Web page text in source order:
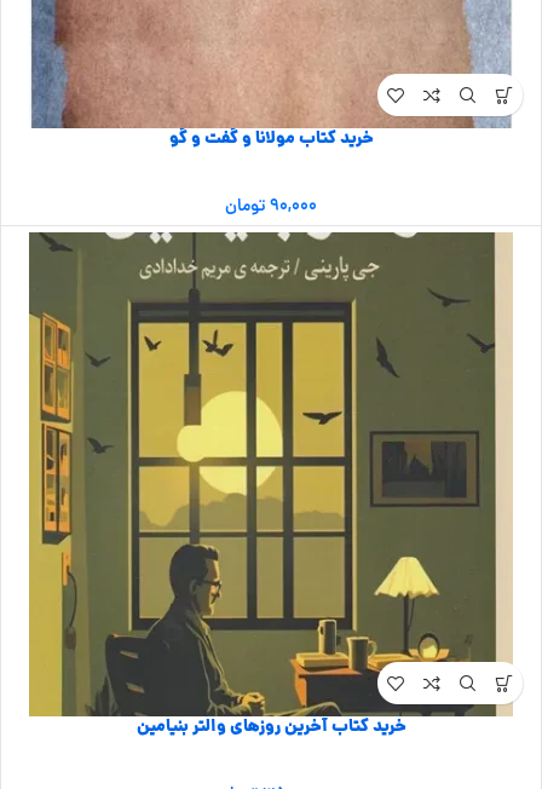
خرید کتاب مولانا و گفت و گو
۹۰,۰۰۰تومان
خرید کتاب آخرین روزهای والتر بنیامین